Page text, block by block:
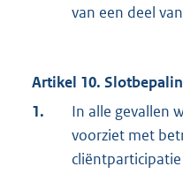
van een deel
Artikel 10.
1.
In alle gevallen
voorziet met